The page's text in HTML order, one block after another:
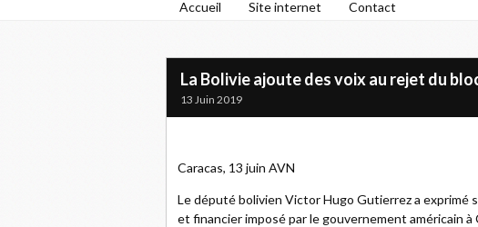
Accueil Site internet Contact
La Bolivie ajoute des voix au rejet du
13 Juin 2019
Caracas, 13 juin AVN
Le député bolivien Victor Hugo Gutierrez a exprimé
et financier imposé par le gouvernement américain